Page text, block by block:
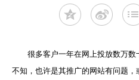
很多客户一年在网上投放数万
不知，也许是其推广的网站有问题